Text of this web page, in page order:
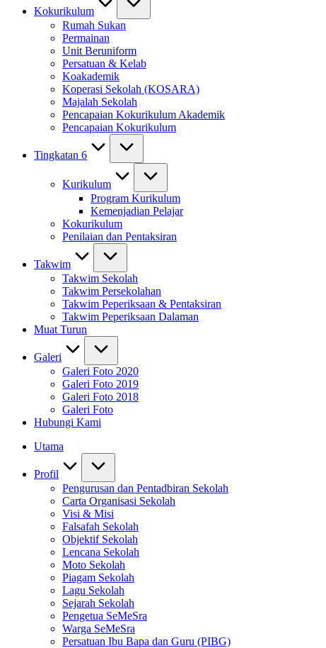
Kokurikulum
Rumah Sukan
Permainan
Unit Beruniform
Persatuan & Kelab
Koakademik
Koperasi Sekolah (KOSARA)
Majalah Sekolah
Pencapaian Kokurikulum Akademik
Pencapaian Kokurikulum
Tingkatan 6
Kurikulum
Program Kurikulum
Kemenjadian Pelajar
Kokurikulum
Penilaian dan Pentaksiran
Takwim
Takwim Sekolah
Takwim Persekolahan
Takwim Peperiksaan & Pentaksiran
Takwim Peperiksaan Dalaman
Muat Turun
Galeri
Galeri Foto 2020
Galeri Foto 2019
Galeri Foto 2018
Galeri Foto
Hubungi Kami
Utama
Profil
Pengurusan dan Pentadbiran Sekolah
Carta Organisasi Sekolah
Visi & Misi
Falsafah Sekolah
Objektif Sekolah
Lencana Sekolah
Moto Sekolah
Piagam Sekolah
Lagu Sekolah
Sejarah Sekolah
Pengetua SeMeSra
Warga SeMeSra
Persatuan Ibu Bapa dan Guru (PIBG)